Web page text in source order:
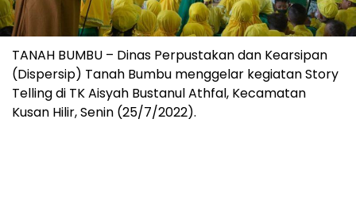
TANAH BUMBU – Dinas Perpustakan dan Kearsipan
(Dispersip) Tanah Bumbu menggelar kegiatan Story
Telling di TK Aisyah Bustanul Athfal, Kecamatan
Kusan Hilir, Senin (25/7/2022).